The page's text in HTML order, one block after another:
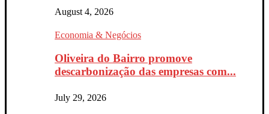
August 4, 2026
Economia & Negócios
Oliveira do Bairro promove
descarbonização das empresas com...
July 29, 2026